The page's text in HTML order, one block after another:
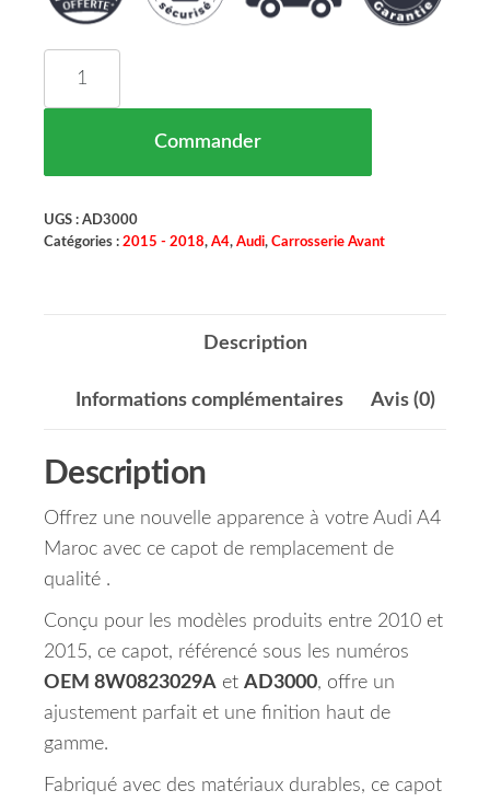
Commander
UGS : AD3000
Catégories : 2015 - 2018, A4, Audi, Carrosserie Avant
Description
Informations complémentaires Avis (0)
Description
Offrez une nouvelle apparence à votre Audi A4
Maroc avec ce capot de remplacement de
qualité .
Conçu pour les modèles produits entre 2010 et
2015, ce capot, référencé sous les numéros
OEM 8W0823029A et AD3000, offre un
ajustement parfait et une finition haut de
gamme.
Fabriqué avec des matériaux durables, ce capot